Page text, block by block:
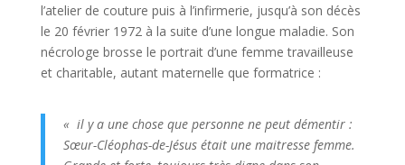
l’atelier de couture puis à l’infirmerie, jusqu’à son décès
le 20 février 1972 à la suite d’une longue maladie. Son
nécrologe brosse le portrait d’une femme travailleuse
et charitable, autant maternelle que formatrice :
« il y a une chose que personne ne peut démentir :
Sœur-Cléophas-de-Jésus était une maitresse femme.